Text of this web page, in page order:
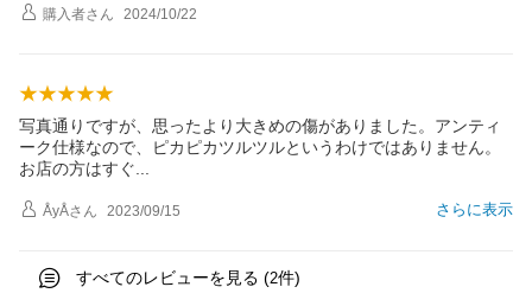
購入者さん 2024/10/22
写真通りですが、思ったより大きめの傷がありました。アンティ
ーク仕様なので、ピカピカツルツルというわけではありません。
お店の方はす ぐ
さらに表示
ÅуÅさん 2023/09/15
すべてのレビューを見る (2件)